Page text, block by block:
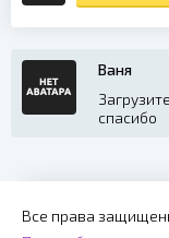
Ваня
спасибо
Все права